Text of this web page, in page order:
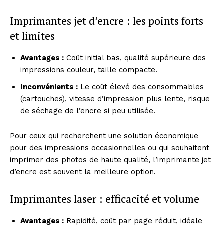
Imprimantes jet d’encre : les points forts
et limites
Avantages : Coût initial bas, qualité supérieure des
impressions couleur, taille compacte.
Inconvénients : Le coût élevé des consommables
(cartouches), vitesse d’impression plus lente, risque
de séchage de l’encre si peu utilisée.
Pour ceux qui recherchent une solution économique
pour des impressions occasionnelles ou qui souhaitent
imprimer des photos de haute qualité, l’imprimante jet
d’encre est souvent la meilleure option.
Imprimantes laser : efficacité et volume
Avantages : Rapidité, coût par page réduit, idéale